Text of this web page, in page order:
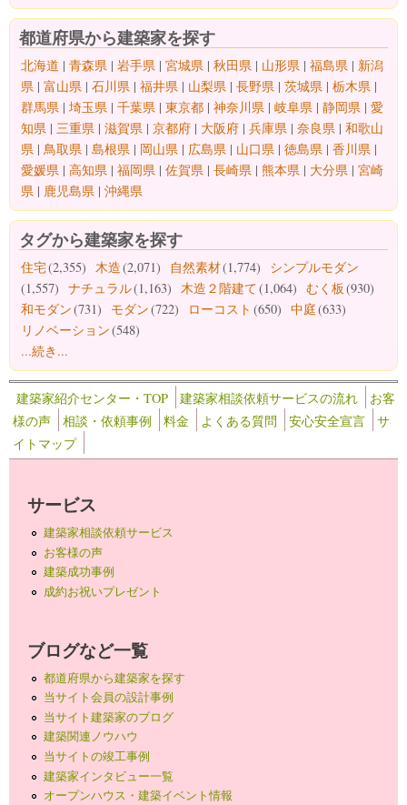
都道府県から建築家を探す
北海道 | 青森県 | 岩手県 | 宮城県 | 秋田県 | 山形県 | 福島県 | 新潟
県 | 富山県 | 石川県 | 福井県 | 山梨県 | 長野県 | 茨城県 | 栃木県 |
群馬県 | 埼玉県 | 千葉県 | 東京都 | 神奈川県 | 岐阜県 | 静岡県 | 愛
知県 | 三重県 | 滋賀県 | 京都府 | 大阪府 | 兵庫県 | 奈良県 | 和歌山
県 | 鳥取県 | 島根県 | 岡山県 | 広島県 | 山口県 | 徳島県 | 香川県 |
愛媛県 | 高知県 | 福岡県 | 佐賀県 | 長崎県 | 熊本県 | 大分県 | 宮崎
県 | 鹿児島県 | 沖縄県
タグから建築家を探す
住宅(2,355) 木造(2,071) 自然素材(1,774)
シンプルモダン
(1,557) ナチュラル(1,163) 木造２階建て(1,064) むく板 (930)
和モダン(731) モダン(722) ローコスト (650) 中庭(633)
リノベーション(548)
...続き...
建築家紹介センター・TOP 建築家相談依頼サービスの流れ
お客
様の声
相談・依頼事例 料金 よくある質問 安心安全宣言
サ
イトマップ
サービス
建築家相談依頼サービス
お客様の声
建築成功事例
成約お祝いプレゼント
ブログなど一覧
都道府県から建築家を探す
当サイト会員の設計事例
当サイト建築家のブログ
建築関連ノウハウ
当サイトの竣工事例
建築家インタビュー一覧
オープンハウス・建築イベント情報